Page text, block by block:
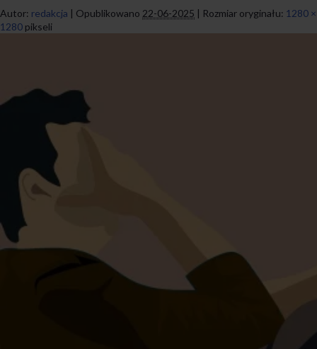
Autor: redakcja | Opublikowano 22-06-2025 | Rozmiar oryginału: 1280 ×
1280 pikseli